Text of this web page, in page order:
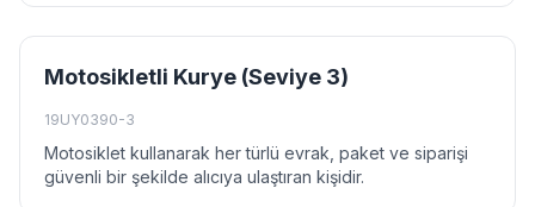
Motosikletli Kurye (Seviye 3)
19UY0390-3
Motosiklet kullanarak her türlü evrak, paket ve siparişi
güvenli bir şekilde alıcıya ulaştıran kişidir.